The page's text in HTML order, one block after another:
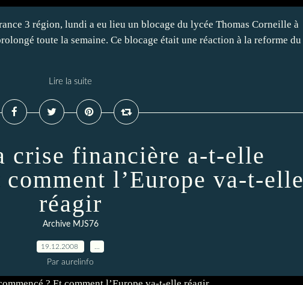
3 région, lundi a eu lieu un blocage du lycée Thomas Corneille à
toute la semaine. Ce blocage était une réaction à la reforme du
Lire la suite
crise financière a-t-elle
comment l’Europe va-t-elle
réagir
Archive MJS76
19.12.2008
Par aurelinfo